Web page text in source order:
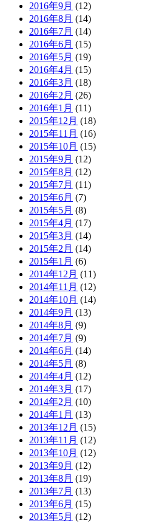
2016年9月 (12)
2016年8月 (14)
2016年7月 (14)
2016年6月 (15)
2016年5月 (19)
2016年4月 (15)
2016年3月 (18)
2016年2月 (26)
2016年1月 (11)
2015年12月 (18)
2015年11月 (16)
2015年10月 (15)
2015年9月 (12)
2015年8月 (12)
2015年7月 (11)
2015年6月 (7)
2015年5月 (8)
2015年4月 (17)
2015年3月 (14)
2015年2月 (14)
2015年1月 (6)
2014年12月 (11)
2014年11月 (12)
2014年10月 (14)
2014年9月 (13)
2014年8月 (9)
2014年7月 (9)
2014年6月 (14)
2014年5月 (8)
2014年4月 (12)
2014年3月 (17)
2014年2月 (10)
2014年1月 (13)
2013年12月 (15)
2013年11月 (12)
2013年10月 (12)
2013年9月 (12)
2013年8月 (19)
2013年7月 (13)
2013年6月 (15)
2013年5月 (12)